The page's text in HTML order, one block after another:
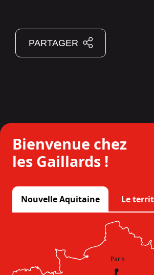
PARTAGER
Bienvenue chez
les Gaillards !
Nouvelle Aquitaine Le